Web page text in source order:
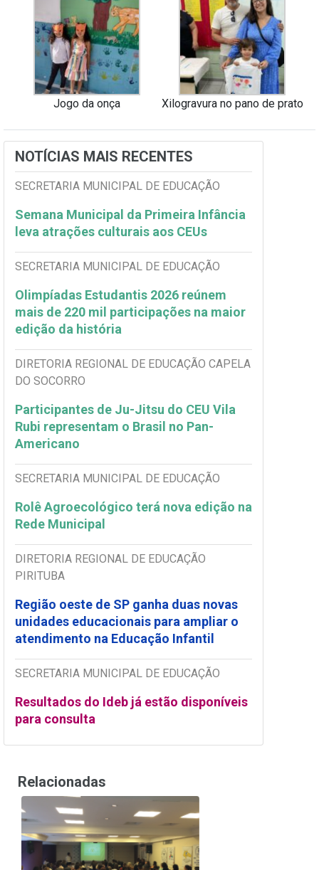
Jogo da onça Xilogravura no pano de prato
NOTÍCIAS MAIS RECENTES
SECRETARIA MUNICIPAL DE EDUCAÇÃO
Semana Municipal da Primeira Infância
leva atrações culturais aos CEUs
SECRETARIA MUNICIPAL DE EDUCAÇÃO
Olimpíadas Estudantis 2026 reúnem
mais de 220 mil participações na maior
edição da história
DIRETORIA REGIONAL DE EDUCAÇÃO CAPELA
DO SOCORRO
Participantes de Ju-Jitsu do CEU Vila
Rubi representam o Brasil no Pan-
Americano
SECRETARIA MUNICIPAL DE EDUCAÇÃO
Rolê Agroecológico terá nova edição na
Rede Municipal
DIRETORIA REGIONAL DE EDUCAÇÃO
PIRITUBA
Região oeste de SP ganha duas novas
unidades educacionais para ampliar o
atendimento na Educação Infantil
SECRETARIA MUNICIPAL DE EDUCAÇÃO
Resultados do Ideb já estão disponíveis
para consulta
Relacionadas